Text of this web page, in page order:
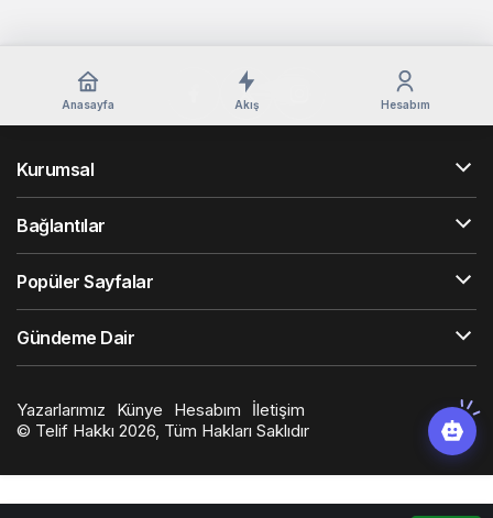
Anasayfa Akış Hesabım
Kurumsal
Bağlantılar
Popüler Sayfalar
Gündeme Dair
Yazarlarımız Künye Hesabım
İletişim
© Telif Hakkı 2026, Tüm Hakları Saklıdır